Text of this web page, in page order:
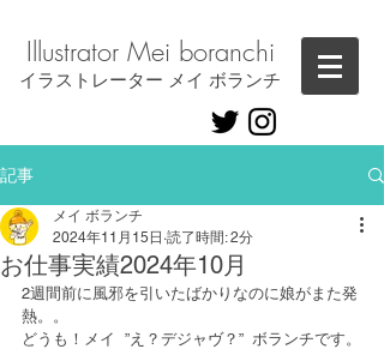
Illustrator ​Mei boranchi
​イラストレーター メイ ボランチ
記事
お仕事実績2024年10月
メイ ボランチ
2024年11月15日 読了時間: 2分
2週間前に風邪を引いたばかりなのに娘がまた発
熱。。
どうも！メイ  ”え？デジャヴ？”  ボランチです。